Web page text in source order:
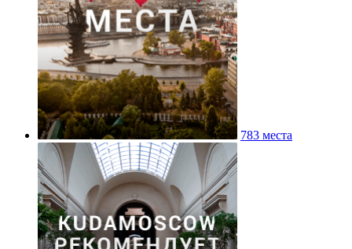
783 места